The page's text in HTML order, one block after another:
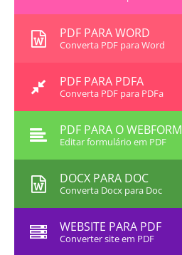
PDF PARA WORD
Converta PDF para Word
PDF PARA PDFA
Converta PDF para PDFa
PDF PARA O WEBFORM
Editar formulário em PDF
DOCX PARA DOC
Converta Docx para Doc
WEBSITE PARA PDF
Converter site em PDF